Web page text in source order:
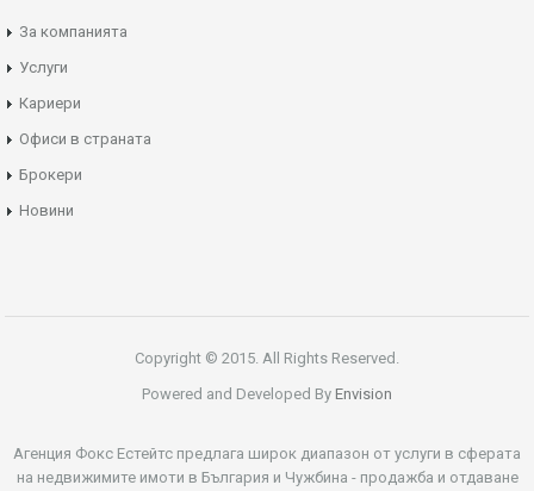
За компанията
Услуги
Кариери
Офиси в страната
Брокери
Новини
Copyright © 2015. All Rights Reserved.
Powered and Developed By Envision
Агенция Фокс Естейтс предлага широк диапазон от услуги в сферата
на недвижимите имоти в България и Чужбина - продажба и отдаване